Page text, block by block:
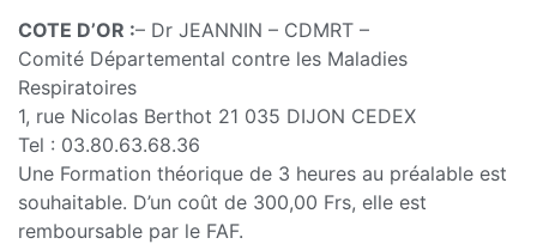
COTE D’OR :– Dr JEANNIN – CDMRT –
Comité Départemental contre les Maladies
Respiratoires
1, rue Nicolas Berthot 21 035 DIJON CEDEX
Tel : 03.80.63.68.36
Une Formation théorique de 3 heures au préalable est
souhaitable. D’un coût de 300,00 Frs, elle est
remboursable par le FAF.